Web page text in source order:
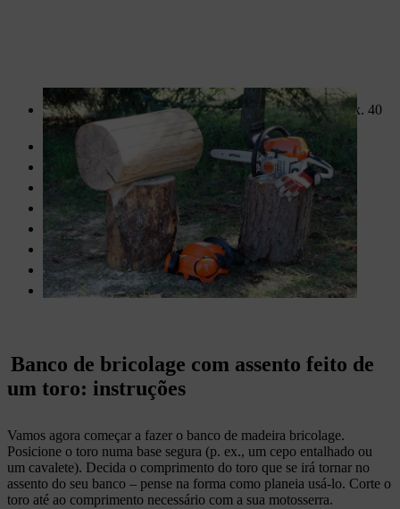
Toro sem casca (diâmetro 25-30 cm, comprimento aprox. 40
cm)
Cepo para usar como superfície de trabalho
2 painéis de MDF
Verniz para madeira
Cola
Motosserra (p. ex., MS 231 C
Plaina
Lixa de grão 120 e 240
Lápis e régua
Banco de bricolage com assento feito de
um toro: instruções
Vamos agora começar a fazer o banco de madeira bricolage.
Posicione o toro numa base segura (p. ex., um cepo entalhado ou
um cavalete). Decida o comprimento do toro que se irá tornar no
assento do seu banco – pense na forma como planeia usá-lo. Corte o
toro até ao comprimento necessário com a sua motosserra.